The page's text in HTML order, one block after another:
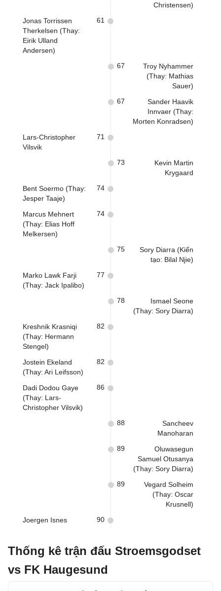
Christensen)
Jonas Torrissen
Therkelsen (Thay:
Eirik Ulland
Andersen)
61
Troy Nyhammer
(Thay: Mathias
Sauer)
67
Sander Haavik
Innvaer (Thay:
Morten Konradsen)
67
Lars-Christopher
Vilsvik
71
Kevin Martin
Krygaard
73
Bent Soermo (Thay:
Jesper Taaje)
74
Marcus Mehnert
(Thay: Elias Hoff
Melkersen)
74
Sory Diarra (Kiến
tạo: Bilal Njie)
75
Marko Lawk Farji
(Thay: Jack Ipalibo)
77
Ismael Seone
(Thay: Sory Diarra)
78
Kreshnik Krasniqi
(Thay: Hermann
Stengel)
82
Jostein Ekeland
(Thay: Ari Leifsson)
82
Dadi Dodou Gaye
(Thay: Lars-
Christopher Vilsvik)
86
Sancheev
Manoharan
88
Oluwasegun
Samuel Otusanya
(Thay: Sory Diarra)
89
Vegard Solheim
(Thay: Oscar
Krusnell)
89
Joergen Isnes 90
Thống kê trận đấu Stroemsgodset
vs FK Haugesund